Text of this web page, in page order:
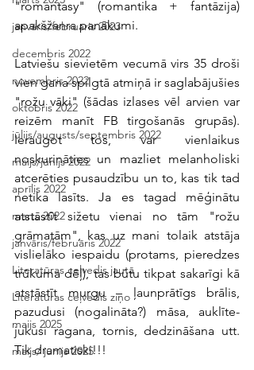
janvāris/februāris 2023
decembris 2022
novembris 2022
oktobris 2022
jūlijs/augusts/septembris 2022
maijs/jūnijs 2022
aprīlis 2022
marts 2022
janvāris/februāris 2022
Literatūras ceļvedis jautā
Literatūras ceļvedis ziņo
maijs 2025
maijs/ jūnijs 2025
"romantasy" (romantika + fantāzija)
apakšžanra panākumi.
Latviešu sievietēm vecumā virs 35 droši
vien gana spilgtā atmiņā ir saglabājušies
"rožu vāki" (šādas izlases vēl arvien var
reizēm manīt FB tirgošanās grupās).
Ieraugot tos, var vienlaikus
noskurināties un mazliet melanholiski
atcerēties pusaudzību un to, kas tik tad
netika lasīts. Ja es tagad mēģinātu
atstāstīt sižetu vienai no tām "rožu
grāmatām", kas uz mani tolaik atstāja
vislielāko iespaidu (protams, pieredzes
trūkuma dēļ), tas būtu tikpat sakarīgi kā
atstāstīt murgu – ļaunprātīgs brālis,
pazudusi (nogalināta?) māsa, auklīte-
jukusi ragana, tornis, dedzināšana utt.
Tik dramatiski!!!